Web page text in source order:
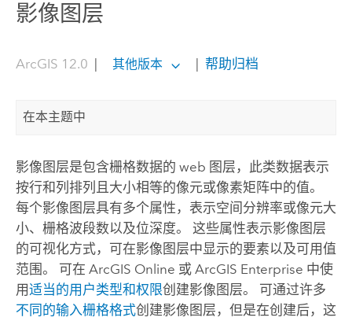
影像图层
ArcGIS 12.0 其他版本 帮助归档
在本主题中
影像图层是包含栅格数据的 web 图层，此类数据表示
按行和列排列且大小相等的像元或像素矩阵中的值。
每个影像图层具有多个属性，表示空间分辨率或像元大
小、栅格波段数以及位深度。 这些属性表示影像图层
的可视化方式，可在影像图层中显示的要素以及可用值
范围。 可在 ArcGIS Online 或 ArcGIS Enterprise 中使
用适当的用户类型和权限创建影像图层。 可通过许多
不同的输入栅格格式创建影像图层，但是在创建后，这